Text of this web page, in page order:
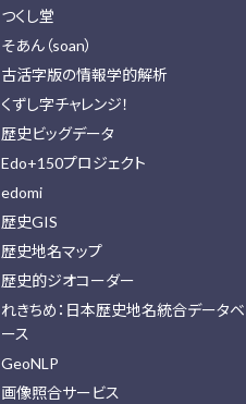
つくし堂
そあん（soan）
古活字版の情報学的解析
くずし字チャレンジ！
歴史ビッグデータ
Edo+150プロジェクト
edomi
歴史GIS
歴史地名マップ
歴史的ジオコーダー
れきちめ：日本歴史地名統合データベ
ース
GeoNLP
画像照合サービス